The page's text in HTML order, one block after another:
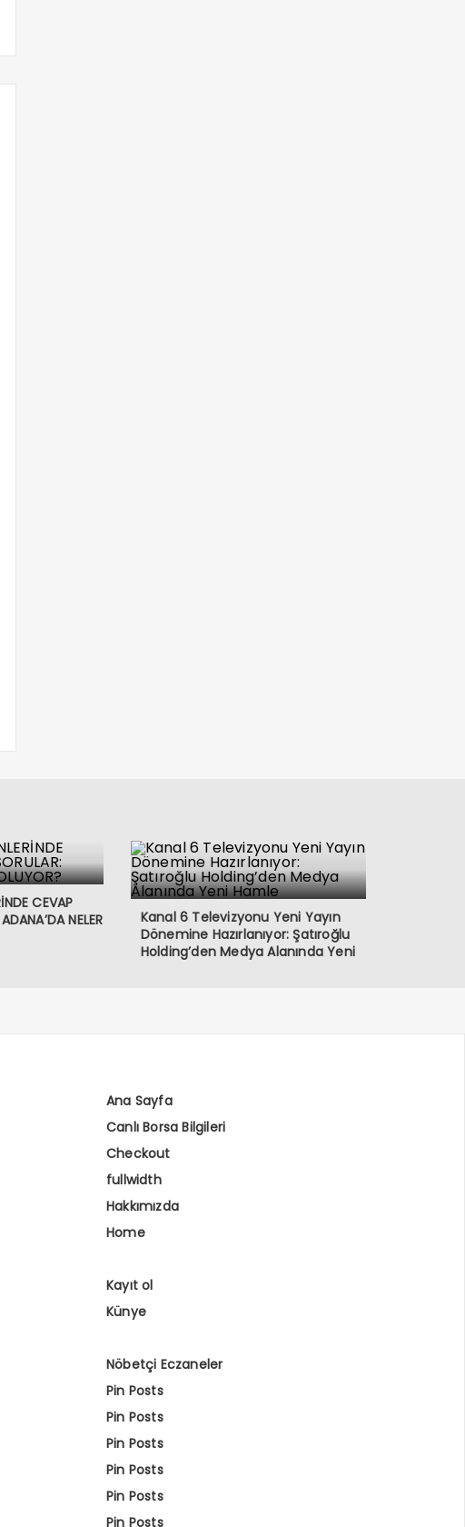
CEVAP
NELER
Kanal 6 Televizyonu Yeni Yayın
Dönemine Hazırlanıyor: Şatıroğlu
Holding’den Medya Alanında Yeni
Ana Sayfa
Canlı Borsa Bilgileri
Checkout
fullwidth
Hakkımızda
Home
Kayıt ol
Künye
Nöbetçi Eczaneler
Pin Posts
Pin Posts
Pin Posts
Pin Posts
Pin Posts
Pin Posts